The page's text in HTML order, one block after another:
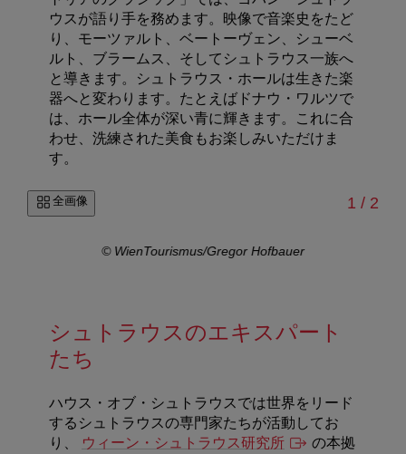
ウスが語り手を務めます。映像で音楽史をたど
り、モーツァルト、ベートーヴェン、シューベ
ルト、ブラームス、そしてシュトラウス一族へ
と導きます。シュトラウス・ホールは生きた楽
器へと変わります。たとえばドナウ・ワルツで
は、ホール全体が深い青に輝きます。これに合
わせ、洗練された美食もお楽しみいただけま
す。
全画像 1 // 2
© WienTourismus/Gregor Hofbauer
シュトラウスのエキスパート
たち
ハウス・オブ・シュトラウスでは世界をリード
するシュトラウスの専門家たちが活動してお
り、
ウィーン・シュトラウス研究所
の本拠